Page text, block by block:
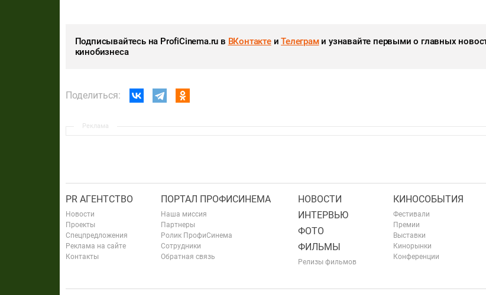
Подписывайтесь на ProfiCinema.ru в ВКонтактеиТелеграми узнавайте первыми о главных
кинобизнеса
Поделиться:
Реклама
PR АГЕНТСТВО
Новости
Проекты
Спецпредложения
Реклама на сайте
Контакты
ПОРТАЛ ПРОФИСИНЕМА
Наша миссия
Партнеры
Ролик ПрофиСинема
Сотрудники
Обратная связь
НОВОСТИ
ИНТЕРВЬЮ
ФОТО
ФИЛЬМЫ
Релизы фильмов
КИНОСОБЫТИЯ
Фестивали
Премии
Выставки
Кинорынки
Конференции